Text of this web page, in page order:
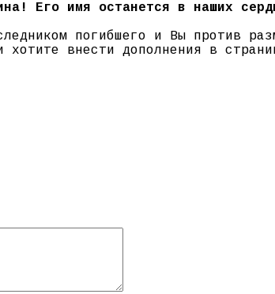
Его имя останется в наших
погибшего и Вы против
хотите внести дополнения в